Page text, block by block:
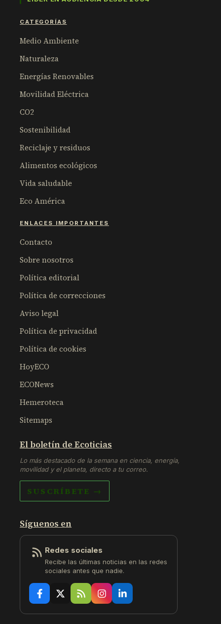
CATEGORÍAS
Medio Ambiente
Naturaleza
Energías Renovables
Movilidad Eléctrica
CO2
Sostenibilidad
Reciclaje y residuos
Alimentos ecológicos
Vida saludable
Eco América
ENLACES IMPORTANTES
Contacto
Sobre nosotros
Política editorial
Política de correcciones
Aviso legal
Política de privacidad
Política de cookies
HoyECO
ECONews
Hemeroteca
Sitemaps
El boletín de Ecoticias
Lo más destacado de la semana en ciencia, energía,
movilidad y el planeta, directo a tu correo.
SUSCRÍBETE →
Síguenos en
Redes sociales
Recibe las últimas noticias en las redes
sociales antes que nadie.